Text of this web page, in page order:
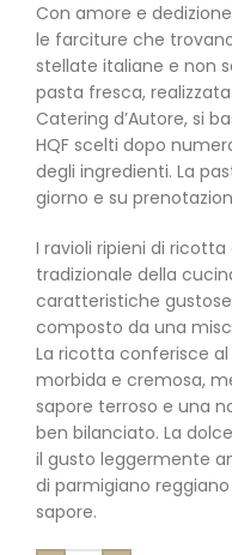
Con amore e
le farciture che
stellate italiane e non
pasta fresca,
Catering d’Autore, si
HQF scelti dopo
degli ingredienti. La
giorno e su
I ravioli ripieni di
tradizionale della
caratteristiche
composto da una
La ricotta conferisce
morbida e cremosa,
sapore terroso e una
ben bilanciato. La
il gusto leggermente
di parmigiano
sapore.